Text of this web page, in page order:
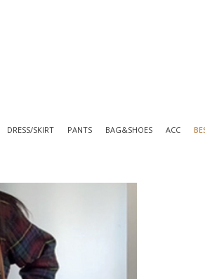
DRESS/SKIRT PANTS BAG&SHOES ACC